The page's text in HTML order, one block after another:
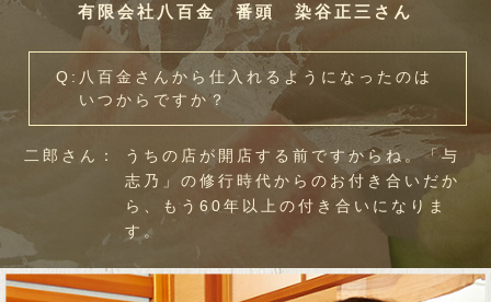
有限会社八百金 番頭 染谷正三さん
Q:八百金さんから仕入れるようになったのは
いつからですか？
二郎さん：
うちの店が開店する前ですからね。「与
志乃」の修行時代からのお付き合いだか
ら、もう60年以上の付き合いになりま
す。